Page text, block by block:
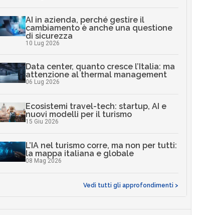
AI in azienda, perché gestire il
cambiamento è anche una questione
di sicurezza
10 Lug 2026
Data center, quanto cresce l’Italia: ma
attenzione al thermal management
06 Lug 2026
Ecosistemi travel-tech: startup, AI e
nuovi modelli per il turismo
15 Giu 2026
L’IA nel turismo corre, ma non per tutti:
la mappa italiana e globale
08 Mag 2026
Vedi tutti gli approfondimenti >